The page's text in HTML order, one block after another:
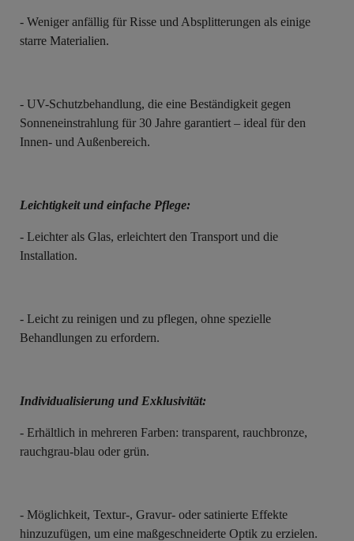
- Weniger anfällig für Risse und Absplitterungen als einige
starre Materialien.
- UV-Schutzbehandlung, die eine Beständigkeit gegen
Sonneneinstrahlung für 30 Jahre garantiert – ideal für den
Innen- und Außenbereich.
Leichtigkeit und einfache Pflege:
- Leichter als Glas, erleichtert den Transport und die
Installation.
- Leicht zu reinigen und zu pflegen, ohne spezielle
Behandlungen zu erfordern.
Individualisierung und Exklusivität:
- Erhältlich in mehreren Farben: transparent, rauchbronze,
rauchgrau-blau oder grün.
- Möglichkeit, Textur-, Gravur- oder satinierte Effekte
hinzuzufügen, um eine maßgeschneiderte Optik zu erzielen.